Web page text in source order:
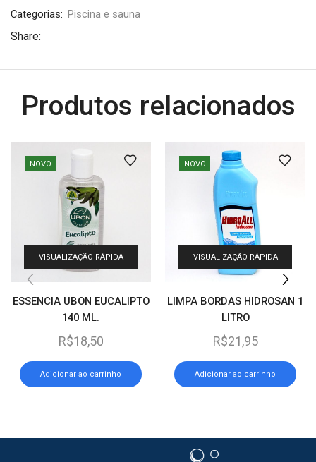
Categorias: Piscina e sauna
Share:
Produtos relacionados
NOVO
VISUALIZAÇÃO RÁPIDA
ESSENCIA UBON EUCALIPTO
140 ML.
R$18,50
Adicionar ao carrinho
NOVO
VISUALIZAÇÃO RÁPIDA
LIMPA BORDAS HIDROSAN 1
LITRO
R$21,95
Adicionar ao carrinho